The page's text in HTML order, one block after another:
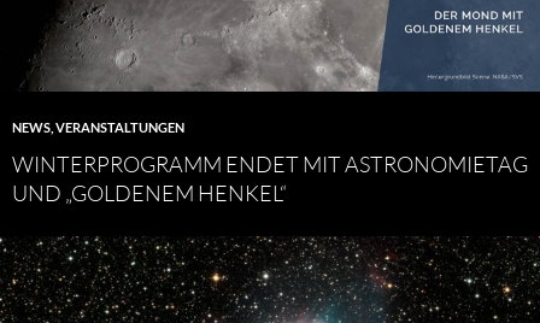
NEWS VERANSTALTUNGEN
WINTERPROGRAMM ENDET MIT ASTRONOMIETAG
UND „GOLDENEM HENKEL“